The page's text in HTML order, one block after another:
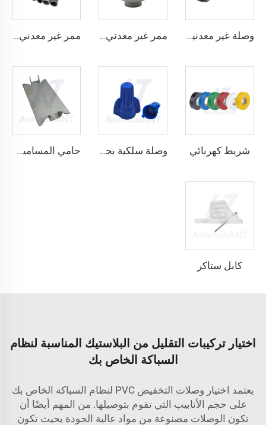
وصلة غير معدنية مقاومة للسوائل بزاوية 90 درجة ممر غير معدني مقاوم للسوائل مستقيم ممر غير معدني مقاوم للسوائل
شريط كهربائي وصلة سلكية بجناحين قابلة للالتفاف حامي المسامير المسمار
كابل ستاكر
اختيار تركيبات التقليل من البلاستيك المناسبة لنظام
السباكة الخاص بك
يعتمد اختيار وصلات التخفيض PVC لنظام السباكة الخاص بك
على حجم الأنابيب التي تقوم بتوصيلها. من المهم أيضًا أن
تكون الوصلات مصنوعة من مواد عالية الجودة بحيث تكون